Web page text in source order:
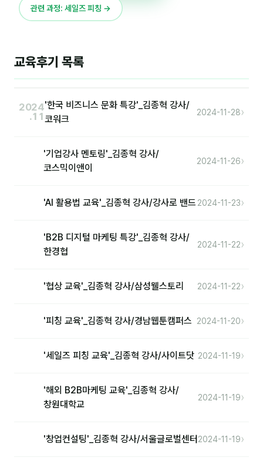
대면교육 후기
담당자·교육생 피드백
고객사 레퍼런스
온라인강의 수강 후기
미팅·보고
B2B 영업도구
용어사전
관련 과정: 세일즈 피칭 →
교육후기 목록
2024
.11
'한국 비즈니스 문화 특강'_김종혁 강사/
코워크
2024-11-28›
'기업강사 멘토링'_김종혁 강사/
코스믹이앤이
2024-11-26›
'AI 활용법 교육'_김종혁 강사/강사로 밴드 2024-11-23›
'B2B 디지털 마케팅 특강'_김종혁 강사/
한경협
2024-11-22›
'협상 교육'_김종혁 강사/삼성웰스토리 2024-11-22›
'피칭 교육'_김종혁 강사/경남웹툰캠퍼스 2024-11-20›
'세일즈 피칭 교육'_김종혁 강사/사이트닷 2024-11-19›
'해외 B2B마케팅 교육'_김종혁 강사/
창원대학교
2024-11-19›
'창업컨설팅'_김종혁 강사/서울글로벌센터2024-11-19›